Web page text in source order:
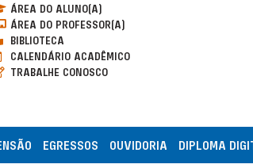
ÁREA DO ALUNO(A)
ÁREA DO PROFESSOR(A)
BIBLIOTECA
CALENDÁRIO ACADÊMICO
TRABALHE CONOSCO
EGRESSOS OUVIDORIA DIPLOMA